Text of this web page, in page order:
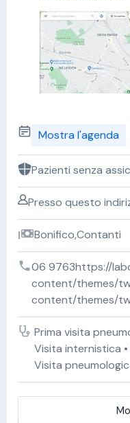
Mostra l'agenda
Pazienti senza
Presso questo
Bonifico,Contanti
06 9763https://
content/themes/
content/themes/
Prima visita
Visita internistica
Visita